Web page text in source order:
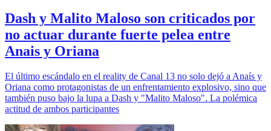
Dash y Malito Maloso son criticados por
no actuar durante fuerte pelea entre
Anais y Oriana
El último escándalo en el reality de Canal 13 no solo dejó a Anaís y
Oriana como protagonistas de un enfrentamiento explosivo, sino que
también puso bajo la lupa a Dash y "Malito Maloso". La polémica
actitud de ambos participantes